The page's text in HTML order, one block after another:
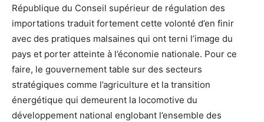
République du Conseil supérieur de régulation des
importations traduit fortement cette volonté d’en finir
avec des pratiques malsaines qui ont terni l’image du
pays et porter atteinte à l’économie nationale. Pour ce
faire, le gouvernement table sur des secteurs
stratégiques comme l’agriculture et la transition
énergétique qui demeurent la locomotive du
développement national englobant l’ensemble des